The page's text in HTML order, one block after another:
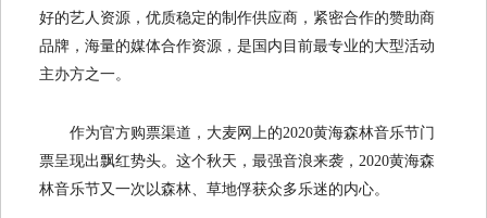
好的艺人资源，优质稳定的制作供应商，紧密合作的赞助商
品牌，海量的媒体合作资源，是国内目前最专业的大型活动
主办方之一。
作为官方购票渠道，大麦网上的2020黄海森林音乐节门
票呈现出飘红势头。这个秋天，最强音浪来袭，2020黄海森
林音乐节又一次以森林、草地俘获众多乐迷的内心。